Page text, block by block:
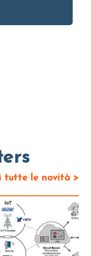
tutte le novità >